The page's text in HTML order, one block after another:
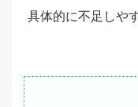
具体的に不足しや